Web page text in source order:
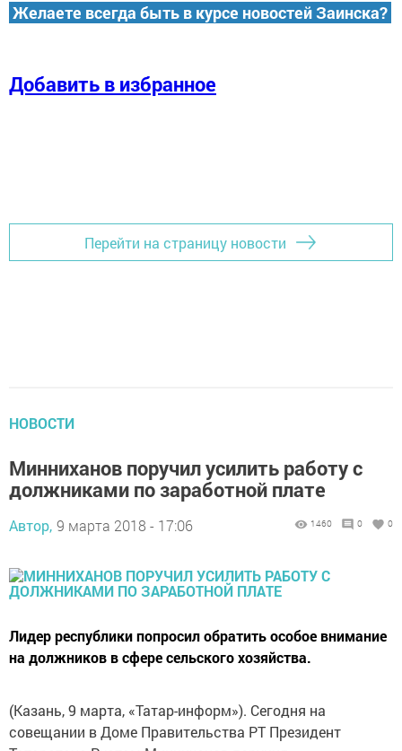
Желаете всегда быть в курсе новостей Заинска?
Добавить в избранное
Перейти на страницу новости
НОВОСТИ
Минниханов поручил усилить работу с
должниками по заработной плате
Автор, 9 марта 2018 - 17:06 1460 0 0
Лидер республики попросил обратить особое внимание
на должников в сфере сельского хозяйства.
(Казань, 9 марта, «Татар-информ»). Сегодня на
совещании в Доме Правительства РТ Президент